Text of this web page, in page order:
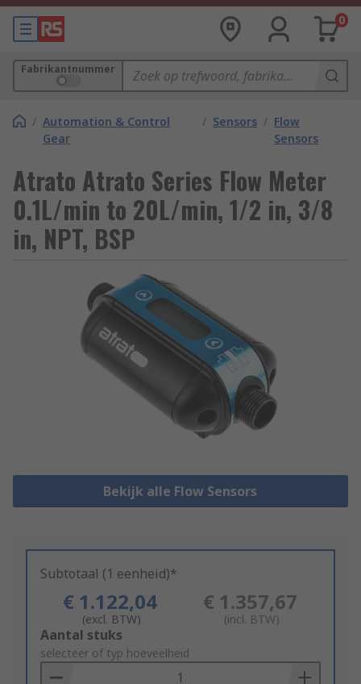
0
Fabrikantnummer
/ Automation & Control
Gear
/ Sensors / Flow
Sensors
Atrato Atrato Series Flow Meter
0.1L/min to 20L/min, 1/2 in, 3/8
in, NPT, BSP
Bekijk alle Flow Sensors
Subtotaal (1 eenheid)*
€ 1.122,04
(excl. BTW)
€ 1.357,67
(incl. BTW)
Add
to
Basket
Aantal stuks
selecteer of typ hoeveelheid